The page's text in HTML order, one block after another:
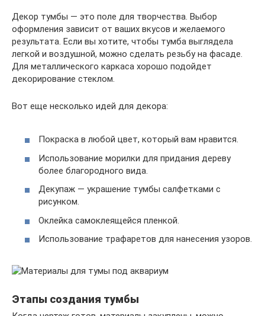
Декор тумбы — это поле для творчества. Выбор
оформления зависит от ваших вкусов и желаемого
результата. Если вы хотите, чтобы тумба выглядела
легкой и воздушной, можно сделать резьбу на фасаде.
Для металлического каркаса хорошо подойдет
декорирование стеклом.
Вот еще несколько идей для декора:
Покраска в любой цвет, который вам нравится.
Использование морилки для придания дереву
более благородного вида.
Декупаж — украшение тумбы салфетками с
рисунком.
Оклейка самоклеящейся пленкой.
Использование трафаретов для нанесения узоров.
Этапы создания тумбы